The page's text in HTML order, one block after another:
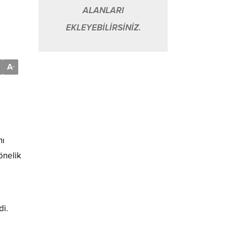
A-
ALANLARI
EKLEYEBİLİRSİNİZ.